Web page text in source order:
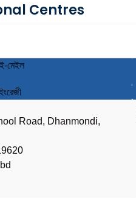
Centres
মেইল
Road, Dhanmondi,